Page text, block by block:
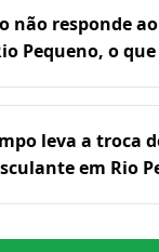
não responde
Pequeno, o que
leva a troca
em Rio